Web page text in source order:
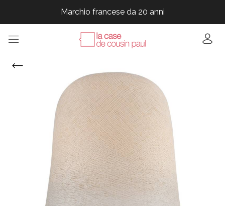
Marchio francese da 20 anni
Marchio francese da 20 anni
Marchio francese da 20 anni